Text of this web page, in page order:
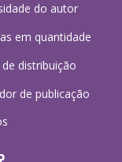
do autor
em quantidade
de distribuição
de publicação